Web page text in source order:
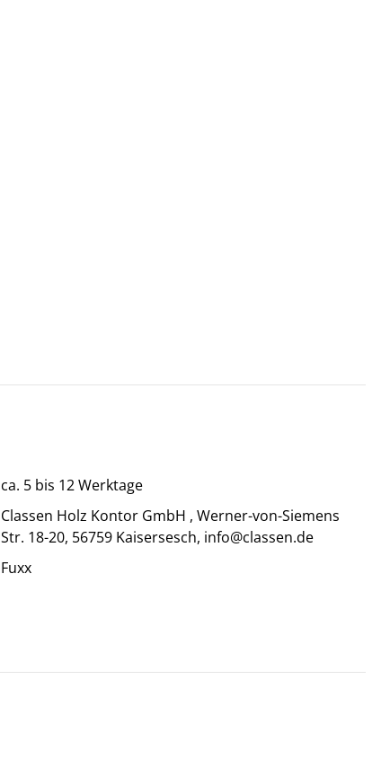
ca. 5 bis 12 Werktage
Classen Holz Kontor GmbH , Werner-von-Siemens
Str. 18-20, 56759 Kaisersesch, info@classen.de
Fuxx